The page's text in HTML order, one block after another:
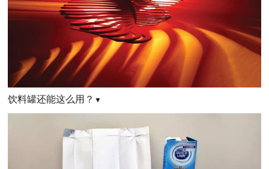
饮料罐还能这么用？ ▼